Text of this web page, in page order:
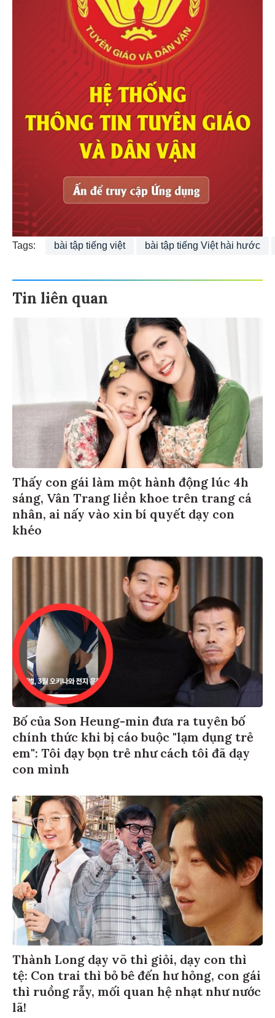
Tags: bài tập tiếng việt bài tập tiếng Việt hài hước
Tin liên quan
Thấy con gái làm một hành động lúc 4h
sáng, Vân Trang liền khoe trên trang cá
nhân, ai nấy vào xin bí quyết dạy con
khéo
Bố của Son Heung-min đưa ra tuyên bố
chính thức khi bị cáo buộc "lạm dụng trẻ
em": Tôi dạy bọn trẻ như cách tôi đã dạy
con mình
Thành Long dạy võ thì giỏi, dạy con thì
tệ: Con trai thì bỏ bê đến hư hỏng, con gái
thì ruồng rẫy, mối quan hệ nhạt như nước
lã!